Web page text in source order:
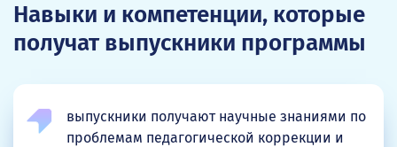
Навыки и компетенции, которые
получат выпускники программы
выпускники получают научные знаниями по
проблемам педагогической коррекции и